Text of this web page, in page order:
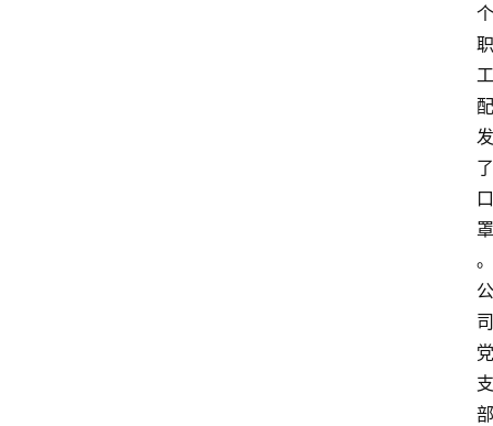
个
职
工
配
发
了
口
罩
。
公
司
党
支
部